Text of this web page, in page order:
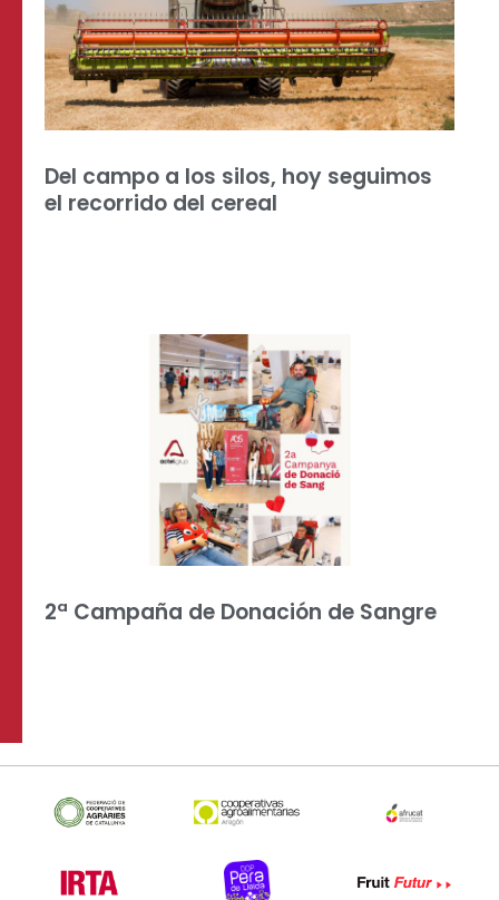
Del campo a los silos, hoy seguimos
el recorrido del cereal
2ª Campaña de Donación de Sangre